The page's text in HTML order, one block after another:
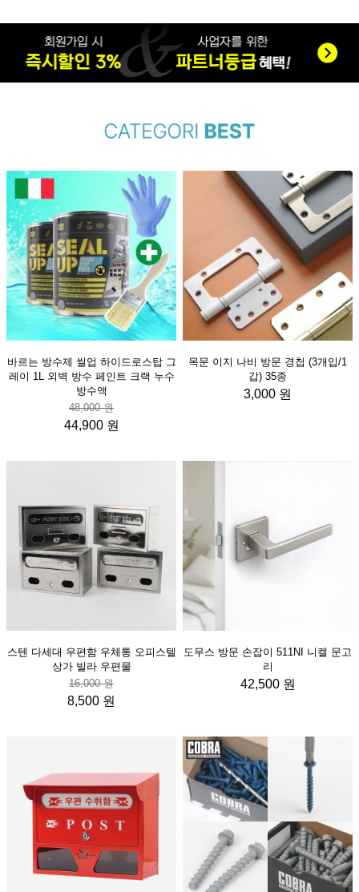
바르는 방수제 씰업 하이드로스탑 그
레이 1L 외벽 방수 페인트 크랙 누수
방수액
48,000 원
44,900 원
목문 이지 나비 방문 경첩 (3개입/1
갑) 35종
3,000 원
스텐 다세대 우편함 우체통 오피스텔
상가 빌라 우편물
16,000 원
8,500 원
도무스 방문 손잡이 511NI 니켈 문고
리
42,500 원